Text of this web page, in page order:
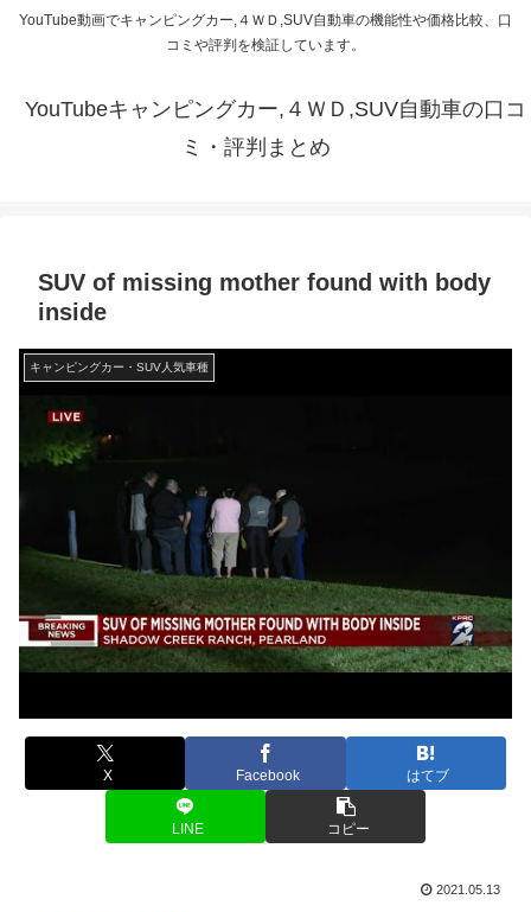
YouTube動画でキャンピングカー,４ＷＤ,SUV自動車の機能性や価格比較、口
コミや評判を検証しています。
YouTubeキャンピングカー,４ＷＤ,SUV自動車の口コ
ミ・評判まとめ
SUV of missing mother found with body
inside
キャンピングカー・SUV人気車種
X Facebook はてブ
LINE コピー
2021.05.13